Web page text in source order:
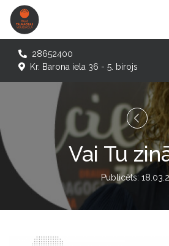
28652400
Kr. Barona iela 36 - 5. birojs
Vai Tu
Publicēts: